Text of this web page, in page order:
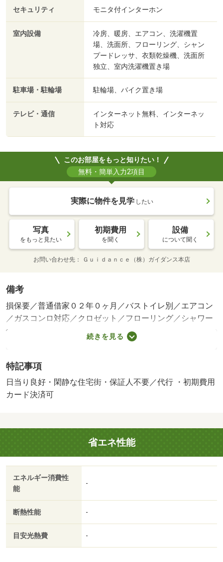
セキュリティ モニタ付インターホン
室内設備
冷房、暖房、エアコン、洗濯機置
場、洗面所、フローリング、シャン
プードレッサ、衣類乾燥機、洗面所
独立、室内洗濯機置き場
駐車場・駐輪場 駐輪場、バイク置き場
テレビ・通信
インターネット無料、インターネッ
ト対応
このお部屋をもっと知りたい！
無料・簡単入力2項目
実際に物件を見学 したい
写真
をもっと見たい
初期費用
を聞く
設備
について聞く
お問い合わせ先 Ｇｕｉｄａｎｃｅ（株）ガイダンス本店
備考
損保要／普通借家０２年０ヶ月／バストイレ別／エアコン
／ガスコンロ対応／クロゼット／フローリング／シャワー
付洗面台／ＴＶインターホン／浴室乾燥機／室内洗濯置／
陽当り良好／シューズボックス／システムキッチン／追焚
入居可／閑静な住宅地／グリル付／全居室洋室／保証人不
要／バイク置場／全居室フローリング／ガスレンジ付／ネ
ット使用料不要／サンルーム／駅徒歩１０分以内／全居室
２ｍ／福本鮓（飲食店）まで２４３ｍ／丸亀製麺橿原（飲
食店）まで７１３ｍ／橿原酒場情熱ホルモン（飲食店）ま
で４６９ｍ／牛角 奈良橿原店（飲食店）まで６７５ｍ／
ピノ・ノワール（飲食店）まで３３３ｍ/賃貸戸数:4戸
続きを見る
特記事項
日当り良好・閑静な住宅街・保証人不要／代行 ・初期費用
カード決済可
省エネ性能
エネルギー消費性
能
-
断熱性能 -
目安光熱費 -